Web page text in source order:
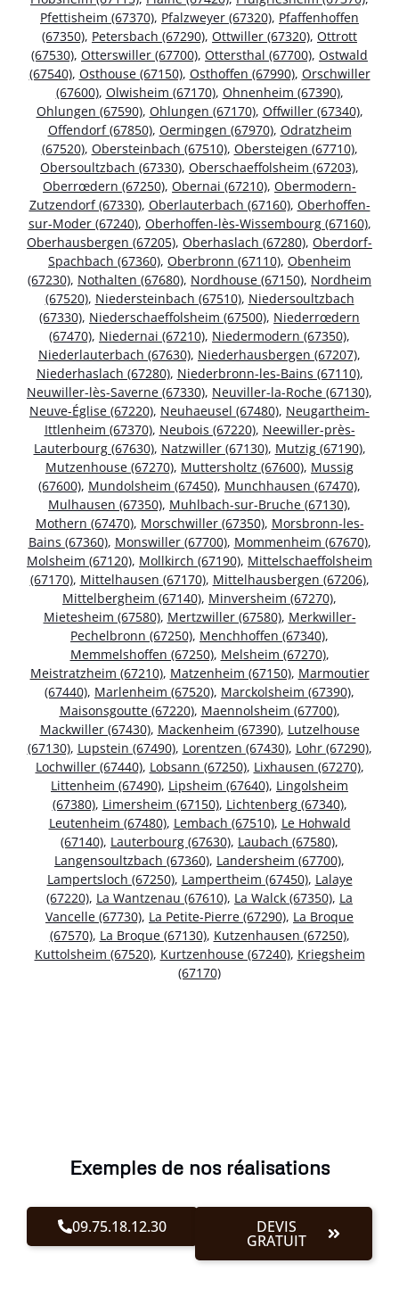
Pfettisheim (67370), Pfalzweyer (67320), Pfaffenhoffen
(67350), Petersbach (67290), Ottwiller (67320), Ottrott
(67530), Otterswiller (67700), Ottersthal (67700), Ostwald
(67540), Osthouse (67150), Osthoffen (67990), Orschwiller
(67600), Olwisheim (67170), Ohnenheim (67390),
Ohlungen (67590), Ohlungen (67170), Offwiller (67340),
Offendorf (67850), Oermingen (67970), Odratzheim
(67520), Obersteinbach (67510), Obersteigen (67710),
Obersoultzbach (67330), Oberschaeffolsheim (67203),
Oberrœdern (67250), Obernai (67210), Obermodern-
Zutzendorf (67330), Oberlauterbach (67160), Oberhoffen-
sur-Moder (67240), Oberhoffen-lès-Wissembourg (67160),
Oberhausbergen (67205), Oberhaslach (67280), Oberdorf-
Spachbach (67360), Oberbronn (67110), Obenheim
(67230), Nothalten (67680), Nordhouse (67150), Nordheim
(67520), Niedersteinbach (67510), Niedersoultzbach
(67330), Niederschaeffolsheim (67500), Niederrœdern
(67470), Niedernai (67210), Niedermodern (67350),
Niederlauterbach (67630), Niederhausbergen (67207),
Niederhaslach (67280), Niederbronn-les-Bains (67110),
Neuwiller-lès-Saverne (67330), Neuviller-la-Roche (67130),
Neuve-Église (67220), Neuhaeusel (67480), Neugartheim-
Ittlenheim (67370), Neubois (67220), Neewiller-près-
Lauterbourg (67630), Natzwiller (67130), Mutzig (67190),
Mutzenhouse (67270), Muttersholtz (67600), Mussig
(67600), Mundolsheim (67450), Munchhausen (67470),
Mulhausen (67350), Muhlbach-sur-Bruche (67130),
Mothern (67470), Morschwiller (67350), Morsbronn-les-
Bains (67360), Monswiller (67700), Mommenheim (67670),
Molsheim (67120), Mollkirch (67190), Mittelschaeffolsheim
(67170), Mittelhausen (67170), Mittelhausbergen (67206),
Mittelbergheim (67140), Minversheim (67270),
Mietesheim (67580), Mertzwiller (67580), Merkwiller-
Pechelbronn (67250), Menchhoffen (67340),
Memmelshoffen (67250), Melsheim (67270),
Meistratzheim (67210), Matzenheim (67150), Marmoutier
(67440), Marlenheim (67520), Marckolsheim (67390),
Maisonsgoutte (67220), Maennolsheim (67700),
Mackwiller (67430), Mackenheim (67390), Lutzelhouse
(67130), Lupstein (67490), Lorentzen (67430), Lohr (67290),
Lochwiller (67440), Lobsann (67250), Lixhausen (67270),
Littenheim (67490), Lipsheim (67640), Lingolsheim
(67380), Limersheim (67150), Lichtenberg (67340),
Leutenheim (67480), Lembach (67510), Le Hohwald
(67140), Lauterbourg (67630), Laubach (67580),
Langensoultzbach (67360), Landersheim (67700),
Lampertsloch (67250), Lampertheim (67450), Lalaye
(67220), La Wantzenau (67610), La Walck (67350), La
Vancelle (67730), La Petite-Pierre (67290), La Broque
(67570), La Broque (67130), Kutzenhausen (67250),
Kuttolsheim (67520), Kurtzenhouse (67240), Kriegsheim
(67170)
Exemples de nos réalisations
09.75.18.12.30 DEVIS
GRATUIT